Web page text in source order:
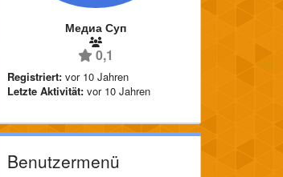
Медиа Суп
0,1
Registriert: vor 10 Jahren
Letzte Aktivität: vor 10 Jahren
Benutzermenü